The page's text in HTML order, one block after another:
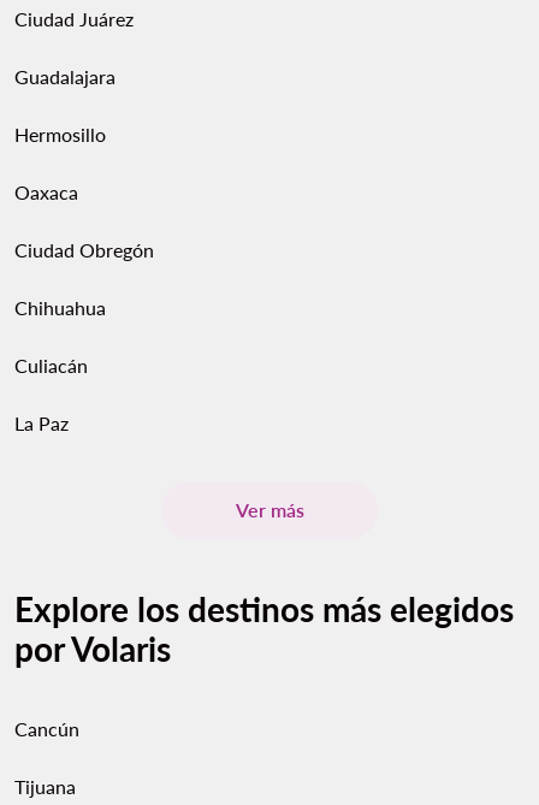
Ciudad Juárez
Guadalajara
Hermosillo
Oaxaca
Ciudad Obregón
Chihuahua
Culiacán
La Paz
Ver más
Explore los destinos más elegidos
por Volaris
Cancún
Tijuana